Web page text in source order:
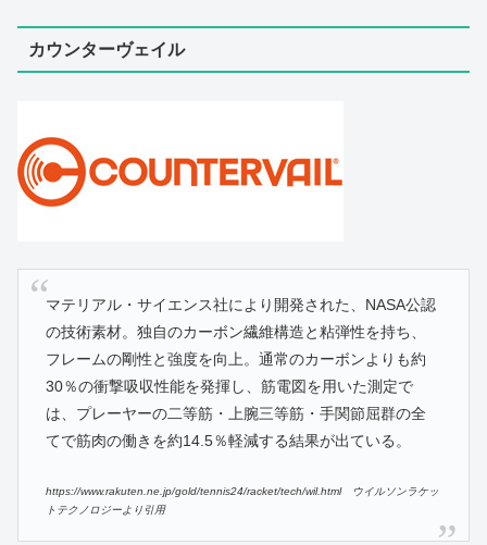
カウンターヴェイル
マテリアル・サイエンス社により開発された、NASA公認
の技術素材。独自のカーボン繊維構造と粘弾性を持ち、
フレームの剛性と強度を向上。通常のカーボンよりも約
30％の衝撃吸収性能を発揮し、筋電図を用いた測定で
は、プレーヤーの二等筋・上腕三等筋・手関節屈群の全
てで筋肉の働きを約14.5％軽減する結果が出ている。
https://www.rakuten.ne.jp/gold/tennis24/racket/tech/wil.html ウイルソンラケッ
トテクノロジーより引用